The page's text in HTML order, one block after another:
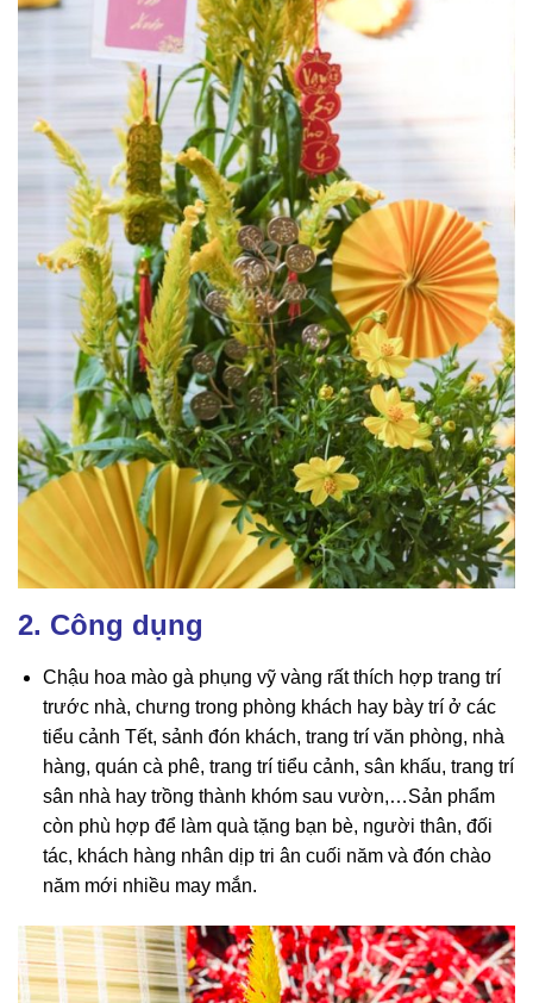
2. Công dụng
Chậu hoa mào gà phụng vỹ vàng rất thích hợp trang trí
trước nhà, chưng trong phòng khách hay bày trí ở các
tiểu cảnh Tết, sảnh đón khách, trang trí văn phòng, nhà
hàng, quán cà phê, trang trí tiểu cảnh, sân khấu, trang trí
sân nhà hay trồng thành khóm sau vườn,…Sản phẩm
còn phù hợp để làm quà tặng bạn bè, người thân, đối
tác, khách hàng nhân dịp tri ân cuối năm và đón chào
năm mới nhiều may mắn.